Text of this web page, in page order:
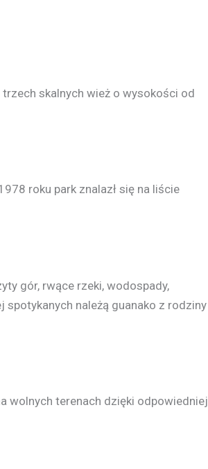
skalnych wież o wysokości od
roku park znalazł się na liście
gór, rwące rzeki, wodospady,
należą guanako z rodziny
wolnych terenach dzięki odpowiedniej